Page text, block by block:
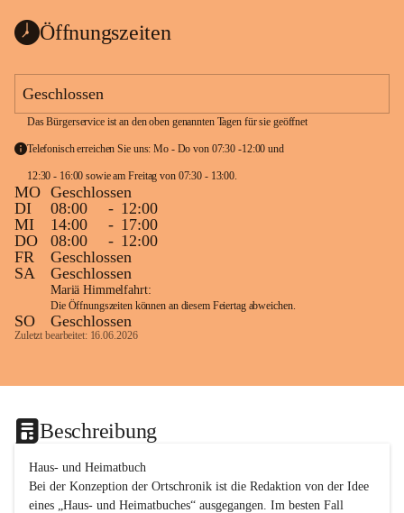
Öffnungszeiten
Geschlossen
Das Bürgerservice ist an den oben genannten Tagen für sie geöffnet
Telefonisch erreichen Sie uns: Mo - Do von 07:30 -12:00 und
MO Geschlossen
DI
08:00 - 12:00
MI
14:00 - 17:00
DO
08:00 - 12:00
FR
Geschlossen
SA
Geschlossen
Mariä Himmelfahrt:
Die Öffnungszeiten können an diesem Feiertag abweichen.
SO Geschlossen
Zuletzt bearbeitet: 16.06.2026
Beschreibung
Haus- und Heimatbuch
Bei der Konzeption der Ortschronik ist die Redaktion von der Idee
eines „Haus- und Heimatbuches“ ausgegangen. Im besten Fall